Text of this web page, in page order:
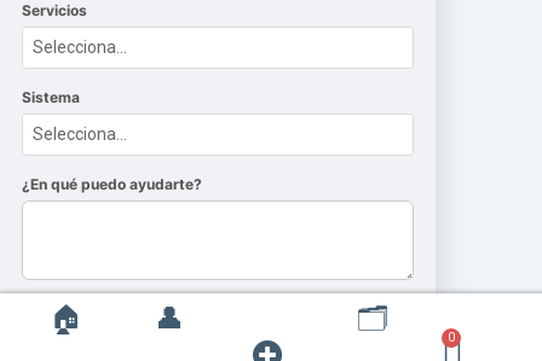
🏠 👤
Open
🗂️
0
Cart
Servicios
Sistema
¿En qué puedo ayudarte?
Iniciar Chat